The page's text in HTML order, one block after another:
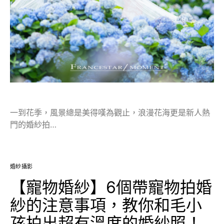
一到花季，風景總是美得嘆為觀止，浪漫花海更是新人熱
門的婚紗拍…
婚紗攝影
【寵物婚紗】6個帶寵物拍婚
紗的注意事項，教你和毛小